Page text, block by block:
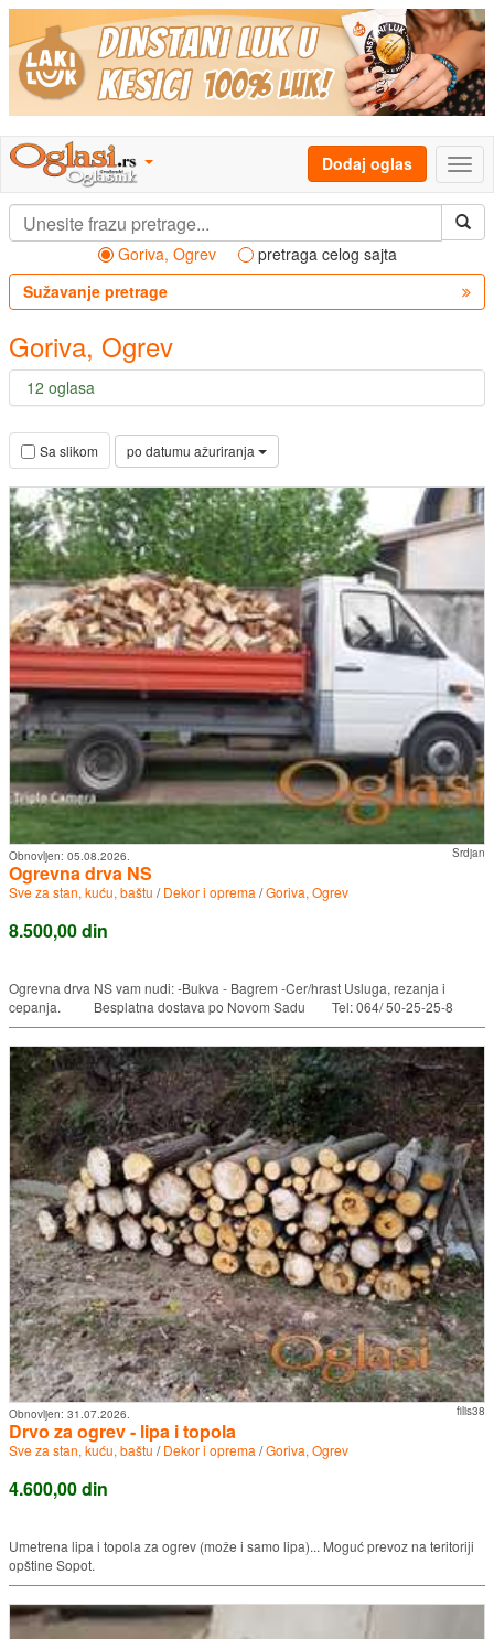
Dodaj oglas
Goriva, Ogrev
pretraga celog sajta
Sužavanje pretrage
Goriva, Ogrev
12 oglasa
Sa slikom po datumu ažuriranja
Srdjan
Obnovljen: 05.08.2026.
Ogrevna drva NS
Sve za stan, kuću, baštu /Dekor i oprema /Goriva, Ogrev
8.500,00 din
Ogrevna drva NS vam nudi: -Bukva - Bagrem -Cer/hrast Usluga, rezanja i
cepanja. Besplatna dostava po Novom Sadu Tel: 064/ 50-25-25-8
filis38
Obnovljen: 31.07.2026.
Drvo za ogrev - lipa i topola
Sve za stan, kuću, baštu /Dekor i oprema /Goriva, Ogrev
4.600,00 din
Umetrena lipa i topola za ogrev (može i samo lipa)... Moguć prevoz na teritoriji
opštine Sopot.